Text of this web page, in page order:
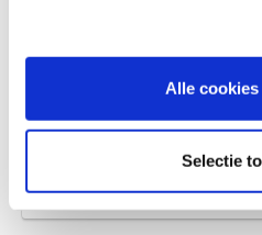
Alle cookies
Selectie
Afbeelding 1(Maximaal 3 MB)
Kies afbeelding...